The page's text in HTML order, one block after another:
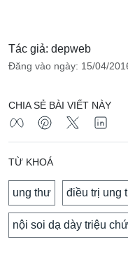
Tác giả: depweb
Đăng vào ngày: 15/04/
CHIA SẺ BÀI VIẾT NÀY
TỪ KHOÁ
ung thư điều trị ung
nội soi dạ dày triệu